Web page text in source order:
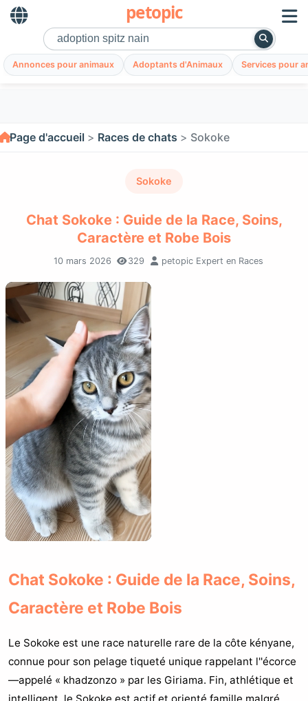
petopic
Annonces pour animaux Adoptants d'Animaux Services pour
Page d'accueil Races de chats Sokoke
Sokoke
Chat Sokoke : Guide de la Race, Soins,
Caractère et Robe Bois
10 mars 2026 329 petopic Expert en Races
Chat Sokoke : Guide de la Race, Soins,
Caractère et Robe Bois
Le Sokoke est une race naturelle rare de la côte kényane,
connue pour son pelage tiqueté unique rappelant l''écorce
—appelé « khadzonzo » par les Giriama. Fin, athlétique et